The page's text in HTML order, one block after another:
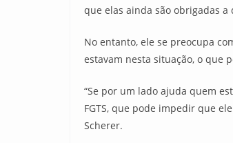
que elas ainda são obrigadas a
No entanto, ele se preocupa
estavam nesta situação, o que
“Se por um lado ajuda quem
FGTS, que pode impedir que
Scherer.